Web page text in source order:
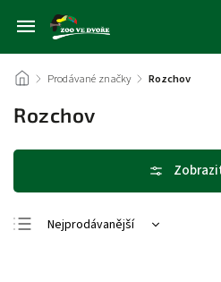
/ Prodávané značky / Rozchov
Rozchov
Nejprodávanější